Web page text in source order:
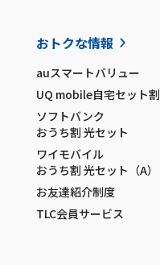
おトクな情報
auスマートバリュー
UQ mobile自宅セット割
ソフトバンク
おうち割 光セット
ワイモバイル
おうち割 光セット（A）
お友達紹介制度
TLC会員サービス